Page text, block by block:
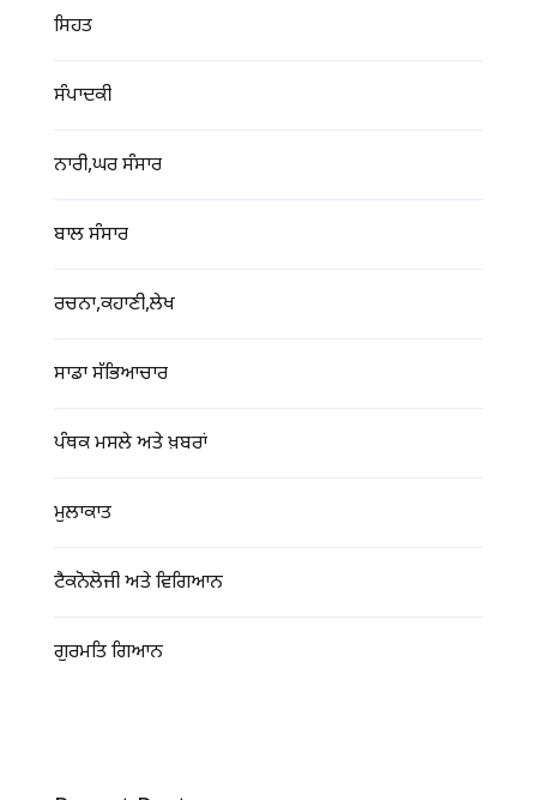
ਸਿਹਤ
ਸੰਪਾਦਕੀ
ਨਾਰੀ,ਘਰ ਸੰਸਾਰ
ਬਾਲ ਸੰਸਾਰ
ਰਚਨਾ,ਕਹਾਣੀ,ਲੇਖ
ਸਾਡਾ ਸੱਭਿਆਚਾਰ
ਪੰਥਕ ਮਸਲੇ ਅਤੇ ਖ਼ਬਰਾਂ
ਮੁਲਾਕਾਤ
ਟੈਕਨੋਲੋਜੀ ਅਤੇ ਵਿਗਿਆਨ
ਗੁਰਮਤਿ ਗਿਆਨ